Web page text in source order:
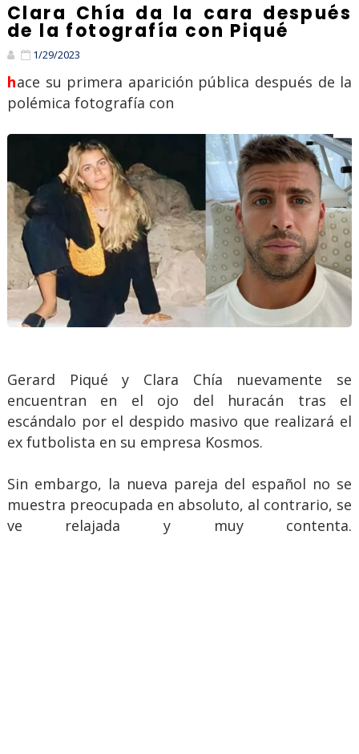
Clara Chía da la cara después
de la fotografía con Piqué
1/29/2023
hace su primera aparición pública después de la
polémica fotografía con
Gerard Piqué y Clara Chía nuevamente se
encuentran en el ojo del huracán tras el
escándalo por el despido masivo que realizará el
ex futbolista en su empresa Kosmos.
Sin embargo, la nueva pareja del español no se
muestra preocupada en absoluto, al contrario, se
ve relajada y muy contenta.